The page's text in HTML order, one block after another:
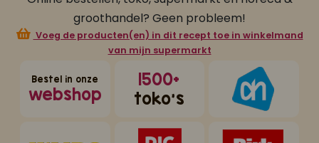
groothandel? Geen probleem!
Voeg de producten(en) in dit recept toe in winkelmand
van mijn supermarkt
Bestel in onze
webshop
1500+
toko's